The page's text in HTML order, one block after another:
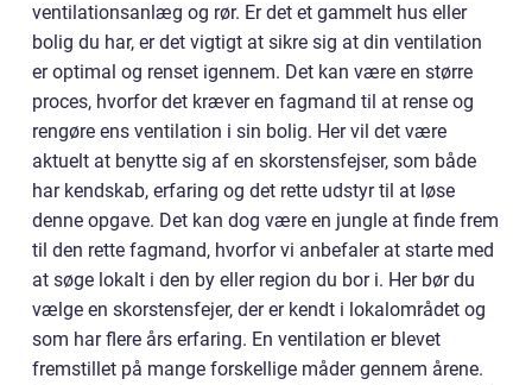
ventilationsanlæg og rør. Er det et gammelt hus eller
bolig du har, er det vigtigt at sikre sig at din ventilation
er optimal og renset igennem. Det kan være en større
proces, hvorfor det kræver en fagmand til at rense og
rengøre ens ventilation i sin bolig. Her vil det være
aktuelt at benytte sig af en skorstensfejser, som både
har kendskab, erfaring og det rette udstyr til at løse
denne opgave. Det kan dog være en jungle at finde frem
til den rette fagmand, hvorfor vi anbefaler at starte med
at søge lokalt i den by eller region du bor i. Her bør du
vælge en skorstensfejer, der er kendt i lokalområdet og
som har flere års erfaring. En ventilation er blevet
fremstillet på mange forskellige måder gennem årene.